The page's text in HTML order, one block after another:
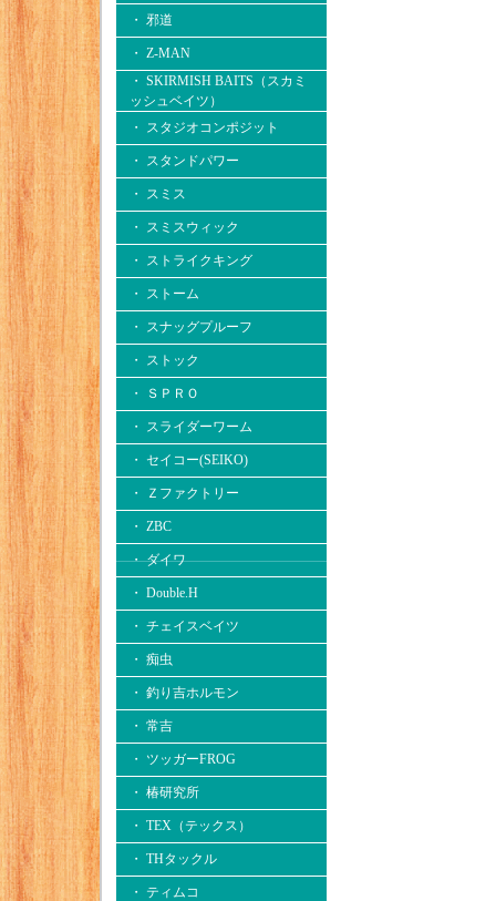
・ 邪道
・ Z-MAN
・ SKIRMISH BAITS（スカミ
ッシュベイツ）
・ スタジオコンポジット
・ スタンドパワー
・ スミス
・ スミスウィック
・ ストライクキング
・ ストーム
・ スナッグプルーフ
・ ストック
・ ＳＰＲＯ
・ スライダーワーム
・ セイコー(SEIKO)
・ Ｚファクトリー
・ ZBC
・ ダイワ
・ Double.H
・ チェイスベイツ
・ 痴虫
・ 釣り吉ホルモン
・ 常吉
・ ツッガーFROG
・ 椿研究所
・ TEX（テックス）
・ THタックル
・ ティムコ